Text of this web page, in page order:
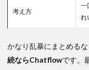
考え方
一
れ
かなり乱暴にまとめるな
続ならChatflowです。